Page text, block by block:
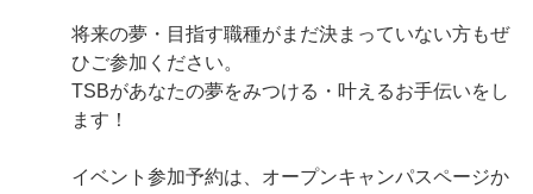
将来の夢・目指す職種がまだ決まっていない方もぜ
ひご参加ください。
TSBがあなたの夢をみつける・叶えるお手伝いをし
ます！
イベント参加予約は、オープンキャンパスページか